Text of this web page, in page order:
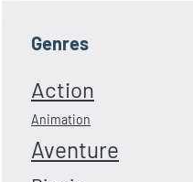
Genres
Action
Animation
Aventure